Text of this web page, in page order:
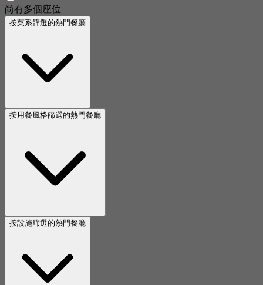
尚有多個座位
按菜系篩選的熱門餐廳
按用餐風格篩選的熱門餐廳
按設施篩選的熱門餐廳